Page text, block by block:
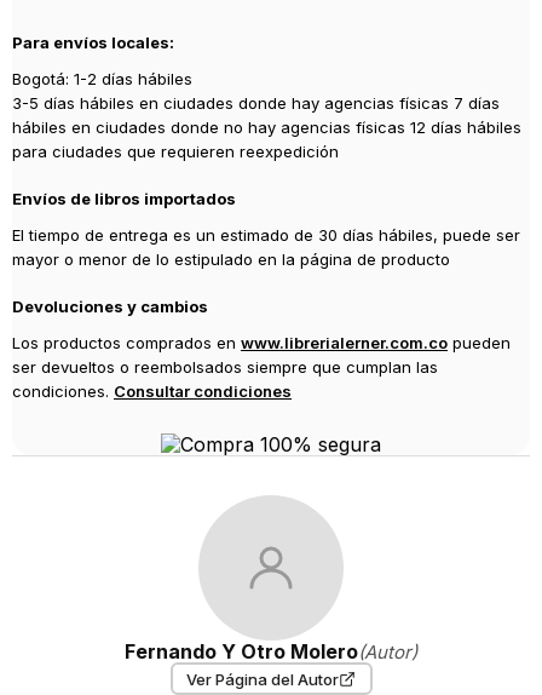
2011
Para envíos locales:
Bogotá: 1-2 días hábiles
3-5 días hábiles en ciudades donde hay agencias físicas 7 días
hábiles en ciudades donde no hay agencias físicas 12 días hábiles
para ciudades que requieren reexpedición
Envíos de libros importados
El tiempo de entrega es un estimado de 30 días hábiles, puede ser
mayor o menor de lo estipulado en la página de producto
Devoluciones y cambios
Los productos comprados en www.librerialerner.com.co pueden
ser devueltos o reembolsados siempre que cumplan las
condiciones. Consultar condiciones
Fernando Y Otro Molero(Autor)
Ver Página del Autor